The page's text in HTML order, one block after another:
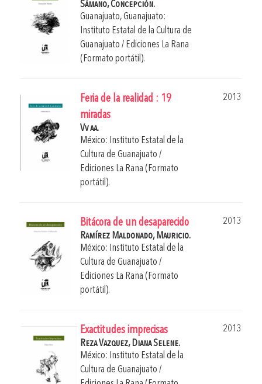
Sámano, Concepción.
Guanajuato, Guanajuato:
Instituto Estatal de la Cultura de
Guanajuato / Ediciones La Rana
(Formato portátil).
Feria de la realidad : 19
miradas
2013
Vv aa.
México: Instituto Estatal de la
Cultura de Guanajuato /
Ediciones La Rana (Formato
portátil).
Bitácora de un desaparecido
2013
Ramírez Maldonado, Mauricio.
México: Instituto Estatal de la
Cultura de Guanajuato /
Ediciones La Rana (Formato
portátil).
Exactitudes imprecisas
2013
Reza Vazquez, Diana Selene.
México: Instituto Estatal de la
Cultura de Guanajuato /